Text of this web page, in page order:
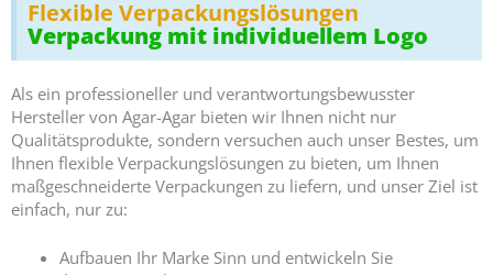
Flexible Verpackungslösungen
Verpackung mit individuellem Logo
Als ein professioneller und verantwortungsbewusster
Hersteller von Agar-Agar bieten wir Ihnen nicht nur
Qualitätsprodukte, sondern versuchen auch unser Bestes, um
Ihnen flexible Verpackungslösungen zu bieten, um Ihnen
maßgeschneiderte Verpackungen zu liefern, und unser Ziel ist
einfach, nur zu:
Aufbauen Ihr Marke Sinn und entwickeln Sie